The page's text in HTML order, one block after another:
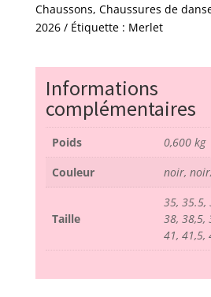
-
merlet
Chaussons, Chaussures de
2026
Étiquette : Merlet
Informations
complémentaires
Poids
0,600 kg
Couleur
noir,
Taille
35, 35.5,
38, 38,5,
41, 41,5,